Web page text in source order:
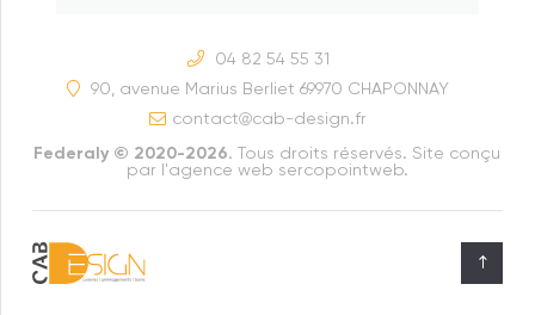
04 82 54 55 31
90, avenue Marius Berliet 69970 CHAPONNAY
contact
cab-design.fr
Federaly © 2020-2026. Tous droits réservés. Site conçu
par
l'agence web sercopointweb.